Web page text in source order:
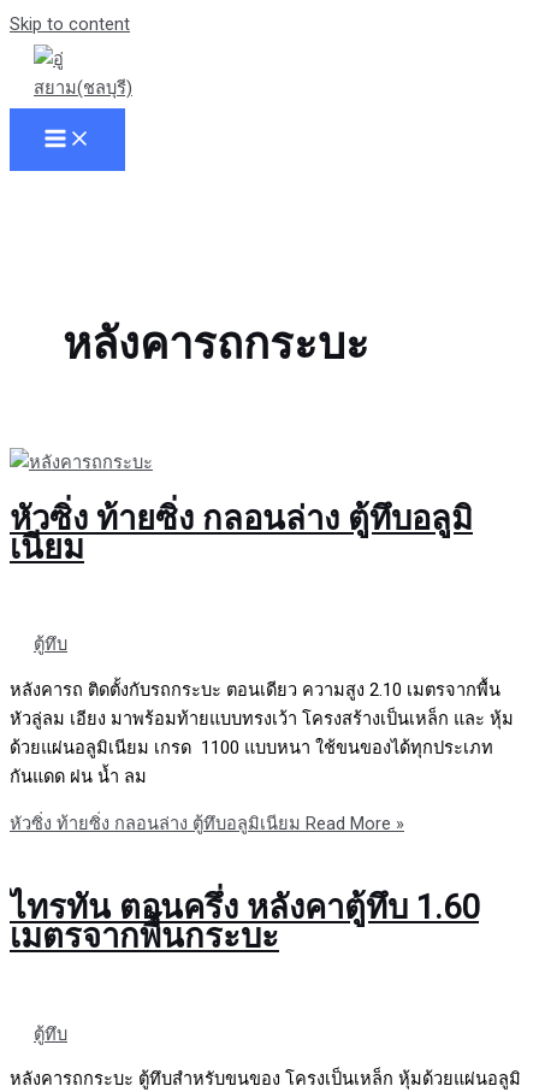
Skip to content
หลังคารถกระบะ
หัวซิ่ง ท้ายซิ่ง กลอนล่าง ตู้ทึบอลูมิ
เนียม
ตู้ทึบ
หลังคารถ ติดตั้งกับรถกระบะ ตอนเดียว ความสูง 2.10 เมตรจากพื้น
หัวลู่ลม เอียง มาพร้อมท้ายแบบทรงเว้า โครงสร้างเป็นเหล็ก และ หุ้ม
ด้วยแผ่นอลูมิเนียม เกรด 1100 แบบหนา ใช้ขนของได้ทุกประเภท
กันแดด ฝน น้ำ ลม
หัวซิ่ง ท้ายซิ่ง กลอนล่าง ตู้ทึบอลูมิเนียม Read More »
ไทรทัน ตอนครึ่ง หลังคาตู้ทึบ 1.60
เมตรจากพื้นกระบะ
ตู้ทึบ
หลังคารถกระบะ ตู้ทึบสำหรับขนของ โครงเป็นเหล็ก หุ้มด้วยแผ่นอลูมิ